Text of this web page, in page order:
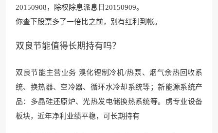
20150908，除权除息派息日20150909。
你查下股票多了一倍比之前，别有红利到帐。
双良节能值得长期持有吗？
双良节能主营业务 溴化锂制冷机/热泵、烟气余热回收系
统、换热器、空冷器、循环水冷却系统等；新能源系统产
品：多晶硅还原炉、光热发电储换热系统等。虏专业设备
板块，近年净利业绩平稳，可长期持有